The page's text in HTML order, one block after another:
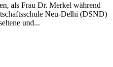
als Frau Dr. Merkel während
Neu-Delhi (DSND)
und...